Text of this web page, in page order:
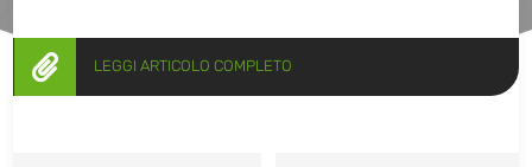
 LEGGI ARTICOLO COMPLETO